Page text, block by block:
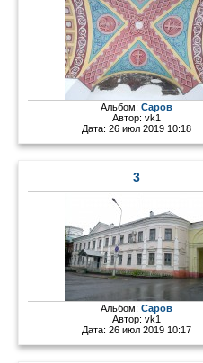
Альбом:Саров
Автор:vk1
Дата: 26 июл 2019 10:18
3
Альбом:Саров
Автор:vk1
Дата: 26 июл 2019 10:17